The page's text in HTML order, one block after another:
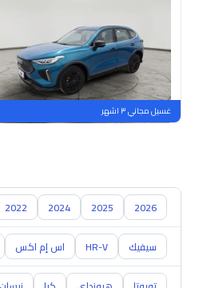
جديدة
ملوحة
غسيل مجاني ٣ اشهر
2026
2025
2024
2022
سيفيك HR-V اس إم اكس